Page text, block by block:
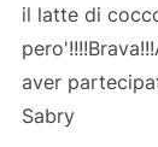
il latte di
aver
Sabry